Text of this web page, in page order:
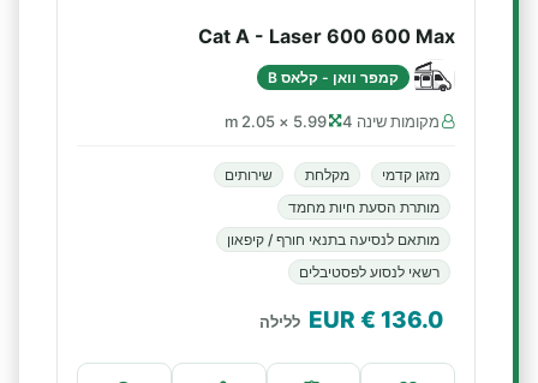
Cat A - Laser 600 600 Max
קמפר וואן - קלאס B
מקומות שינה 4 5.99 × 2.05 m
מזגן קדמי מקלחת
שירותים
מותרת הסעת חיות מחמד
מותאם לנסיעה בתנאי חורף / קיפאון
רשאי לנסוע לפסטיבלים
136.0
€ EUR ללילה